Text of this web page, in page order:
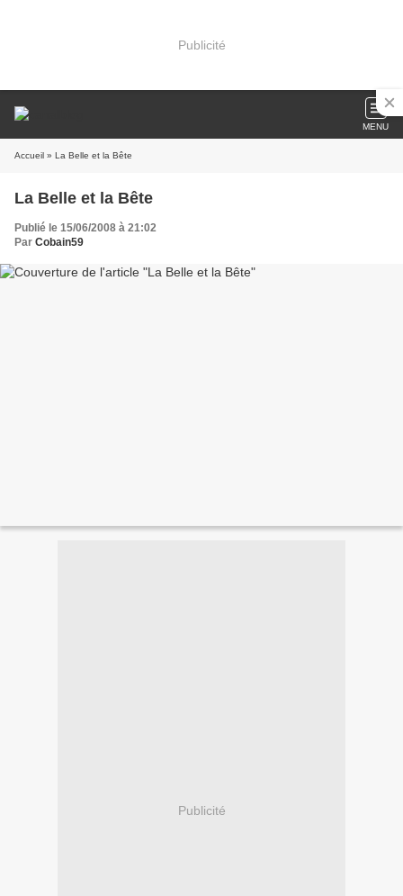
Publicité
MENU
Accueil » La Belle et la Bête
La Belle et la Bête
Publié le 15/06/2008 à 21:02
Par Cobain59
Publicité